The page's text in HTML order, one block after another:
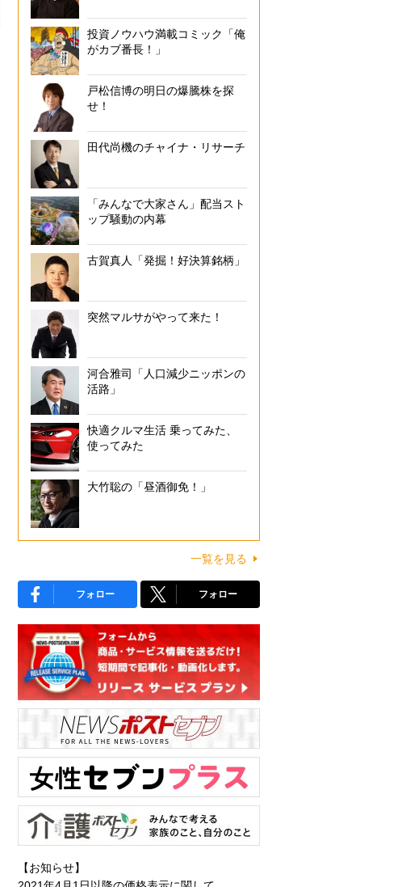
投資ノウハウ満載コミック「俺
がカブ番長！」
戸松信博の明日の爆騰株を探
せ！
田代尚機のチャイナ・リサーチ
「みんなで大家さん」配当スト
ップ騒動の内幕
古賀真人「発掘！好決算銘柄」
突然マルサがやって来た！
河合雅司「人口減少ニッポンの
活路」
快適クルマ生活 乗ってみた、
使ってみた
大竹聡の「昼酒御免！」
一覧を見る
フォロー フォロー
【お知らせ】